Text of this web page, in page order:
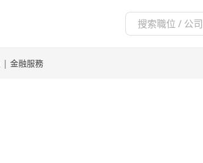
| 金融服務